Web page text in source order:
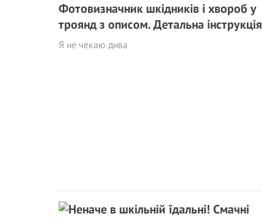
Фотовизначник шкідників і хвороб у
троянд з описом. Детальна інструкція
Я не чекаю дива